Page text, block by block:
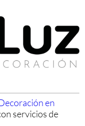
en
servicios de